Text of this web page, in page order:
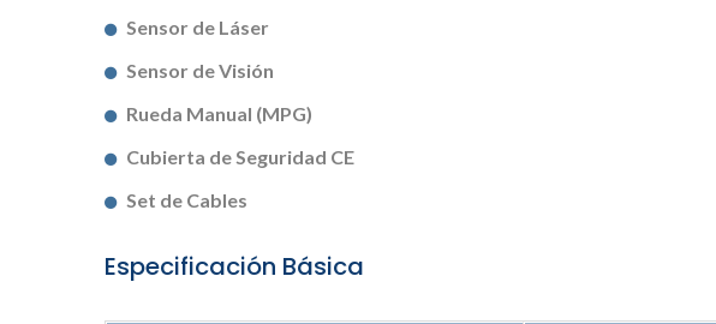
Sensor de Láser
Sensor de Visión
Rueda Manual (MPG)
Cubierta de Seguridad CE
Set de Cables
Especificación Básica